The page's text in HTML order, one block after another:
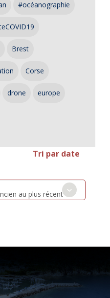
#océanographie
Brest
Corse
drone europe
Tri par date
au plus récent